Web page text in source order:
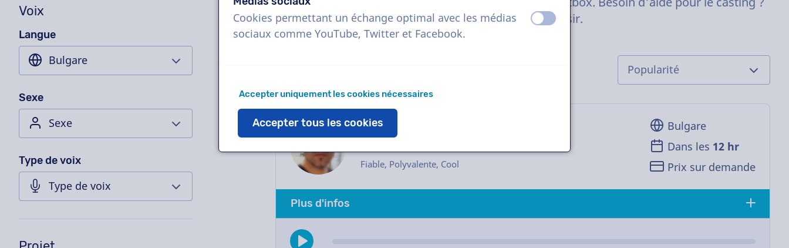
Voix
Langue
Sexe
Type de voix
Envoyez-nous un e-mail, nous vous aiderons avec plaisir.
Krasimir
Fiable, Polyvalente, Cool
Bulgare
Dans les 12 hr
Prix sur demande
Plus d'infos
Cookies permettant un échange optimal avec les médias
sociaux comme YouTube, Twitter et Facebook.
éteintactivé
Accepter uniquement les cookies nécessaires
Accepter tous les cookies